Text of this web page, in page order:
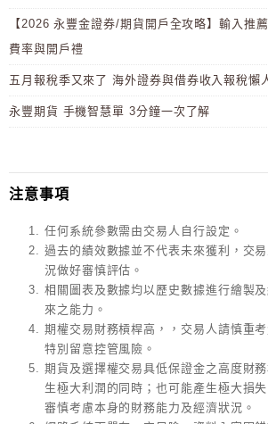
【2026 永豐金證券/期貨開戶全攻略】輸入推
費率與開戶禮
五月報稅季又來了 海外證券與借券收入報稅懶
永豐期貨 手機智慧單 3分鐘一次了解
注意事項
任何系統參數需由交易人自行設定。
過去的績效數據並不代表未來獲利，交
況做好審慎評估。
相關圖表及數據均以歷史數據進行繪製
來之能力。
期權交易財務槓桿高，，交易人請慎重
特別留意控管風險。
期貨及選擇權交易具低保證金之高度財
生極大利潤的同時；也可能產生極大損
審慎考慮本身的財務能力及經濟狀況。